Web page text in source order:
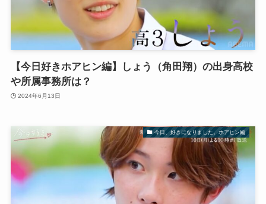
【今日好きホアヒン編】しょう（角田翔）の出身高校
や所属事務所は？
2024年6月13日
今日、好きになりました。ホアヒン編